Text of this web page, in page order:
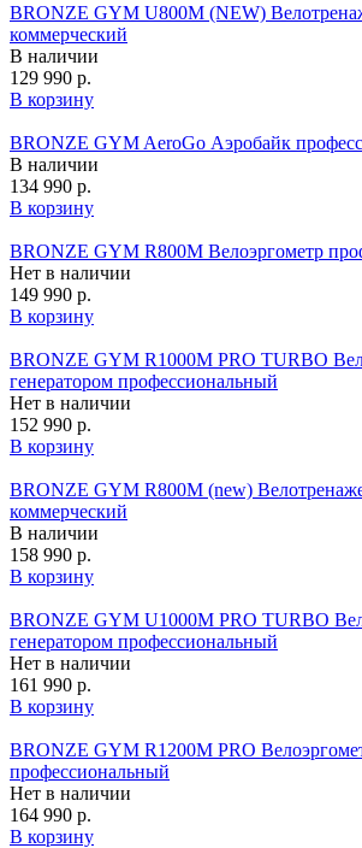
BRONZE GYM U800M (NEW)
коммерческий
В наличии
129 990 р.
В корзину
BRONZE GYM AeroGo Аэробайк
В наличии
134 990 р.
В корзину
BRONZE GYM R800M Велоэргометр
Нет в наличии
149 990 р.
В корзину
BRONZE GYM R1000M PRO TURBO
генератором профессиональный
Нет в наличии
152 990 р.
В корзину
BRONZE GYM R800M (new)
коммерческий
В наличии
158 990 р.
В корзину
BRONZE GYM U1000M PRO TURBO
генератором профессиональный
Нет в наличии
161 990 р.
В корзину
BRONZE GYM R1200M PRO
профессиональный
Нет в наличии
164 990 р.
В корзину